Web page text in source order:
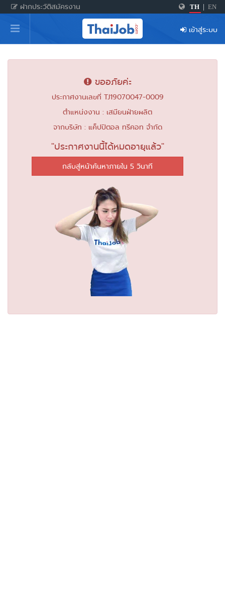
ฝากประวัติสมัครงาน TH EN
หน้าหลัก
ผู้สมัครงาน: เข้าสู่ระบบ
ฝากประวัติสมัครงาน
สำหรับผู้ประกอบการ
เข้าสู่ระบบ
ขออภัยค่ะ
ประกาศงานเลขที่ TJ19070047-0009
ตำแหน่งงาน : เสมียนฝ่ายผลิต
จากบริษัท : แค็ปปิตอล ทรีคอท จำกัด
"ประกาศงานนี้ได้หมดอายุแล้ว"
กลับสู่หน้าค้นหาภายใน 5 วินาที